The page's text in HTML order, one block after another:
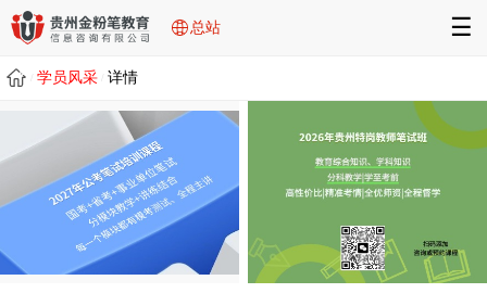
总站 ☰
学员风采 详情